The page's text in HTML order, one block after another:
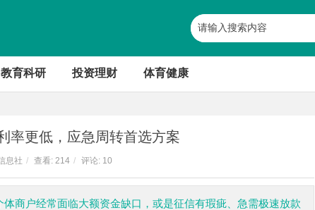
教育科研 投资理财 体育健康
率更低，应急周转首选方案
息社 / 查看: 214 / 评论: 10
商户经常面临大额资金缺口，或是征信有瑕疵、急需极速放款